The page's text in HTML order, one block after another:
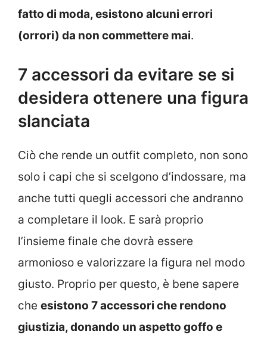
fatto di moda, esistono alcuni errori
(orrori) da non commettere mai.
7 accessori da evitare se si
desidera ottenere una figura
slanciata
Ciò che rende un outfit completo, non sono
solo i capi che si scelgono d’indossare, ma
anche tutti quegli accessori che andranno
a completare il look. E sarà proprio
l’insieme finale che dovrà essere
armonioso e valorizzare la figura nel modo
giusto. Proprio per questo, è bene sapere
che esistono 7 accessori che rendono
giustizia, donando un aspetto goffo e